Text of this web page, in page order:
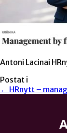
Antoni Lacinai
Postat i
← HRnytt –